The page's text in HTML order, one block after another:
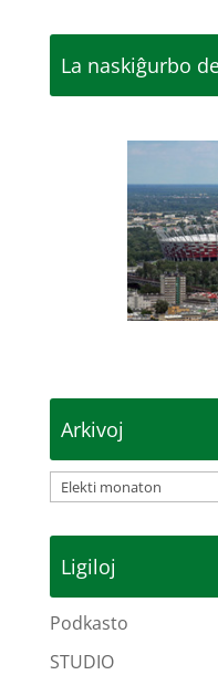
La naskiĝurbo
Arkivoj
Arkivoj
Ligiloj
Podkasto
STUDIO